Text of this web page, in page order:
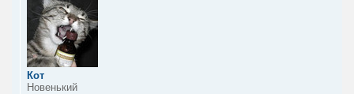
Кот
Новенький